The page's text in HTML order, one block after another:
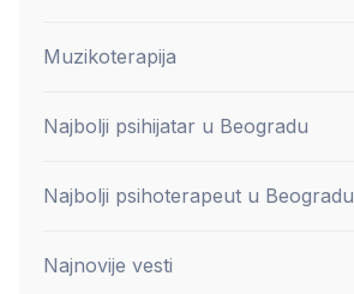
Muzikoterapija
Najbolji psihijatar u Beogradu
Najbolji psihoterapeut u Beogradu
Najnovije vesti